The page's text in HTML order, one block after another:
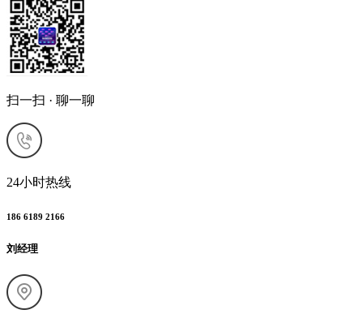
扫一扫 · 聊一聊
24小时热线
186 6189 2166
刘经理